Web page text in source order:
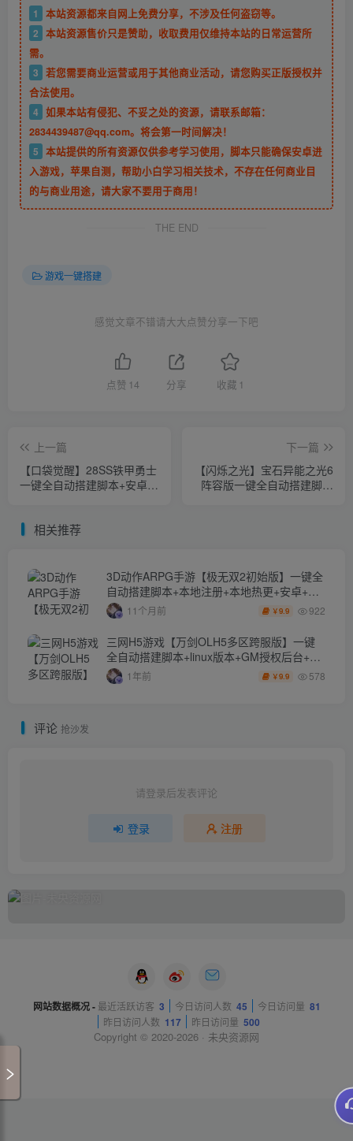
1
本站资源都来自网上免费分享，不涉及任何盗窃等。
2 本站资源售价只是赞助，收取费用仅维持本站的日常运营所
需。
3 若您需要商业运营或用于其他商业活动，请您购买正版授权并
合法使用。
4 如果本站有侵犯、不妥之处的资源，请联系邮箱：
2834439487@qq.com。将会第一时间解决！
5 本站提供的所有资源仅供参考学习使用，脚本只能确保安卓进
入游戏，苹果自测，帮助小白学习相关技术，不存在任何商业目
的与商业用途，请大家不要用于商用！
THE END
游戏一键搭建
感觉文章不错请大大点赞分享一下吧
点赞 14 分享 收藏 1
上一篇
【口袋觉醒】28SS铁甲勇士
一键全自动搭建脚本+安卓苹
下一篇
【闪烁之光】宝石异能之光6
阵容版一键全自动搭建脚本
相关推荐
3D动作ARPG手游【极无双2初始版】一键全
自动搭建脚本+本地注册+本地热更+安卓+开
服清档+GM授权后台
11个月前 ￥9.9 922
三网H5游戏【万剑OLH5多区跨服版】一键
全自动搭建脚本+linux版本+GM授权后台+简
易安卓客户端
1年前 ￥9.9 578
评论 抢沙发
请登录后发表评论
登录 注册
网站数据概况 - 最近活跃访客 3 今日访问人数 45 今日访问量 81
昨日访问人数 117 昨日访问量 500
Copyright © 2020-2026 · 未央资源网